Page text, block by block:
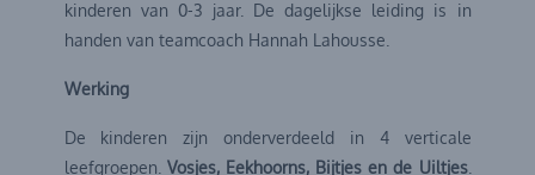
kinderen van 0-3 jaar. De dagelijkse leiding is in
handen van teamcoach Hannah Lahousse.
Werking
De kinderen zijn onderverdeeld in 4 verticale
leefgroepen. Vosjes, Eekhoorns, Bijtjes en de Uiltjes.